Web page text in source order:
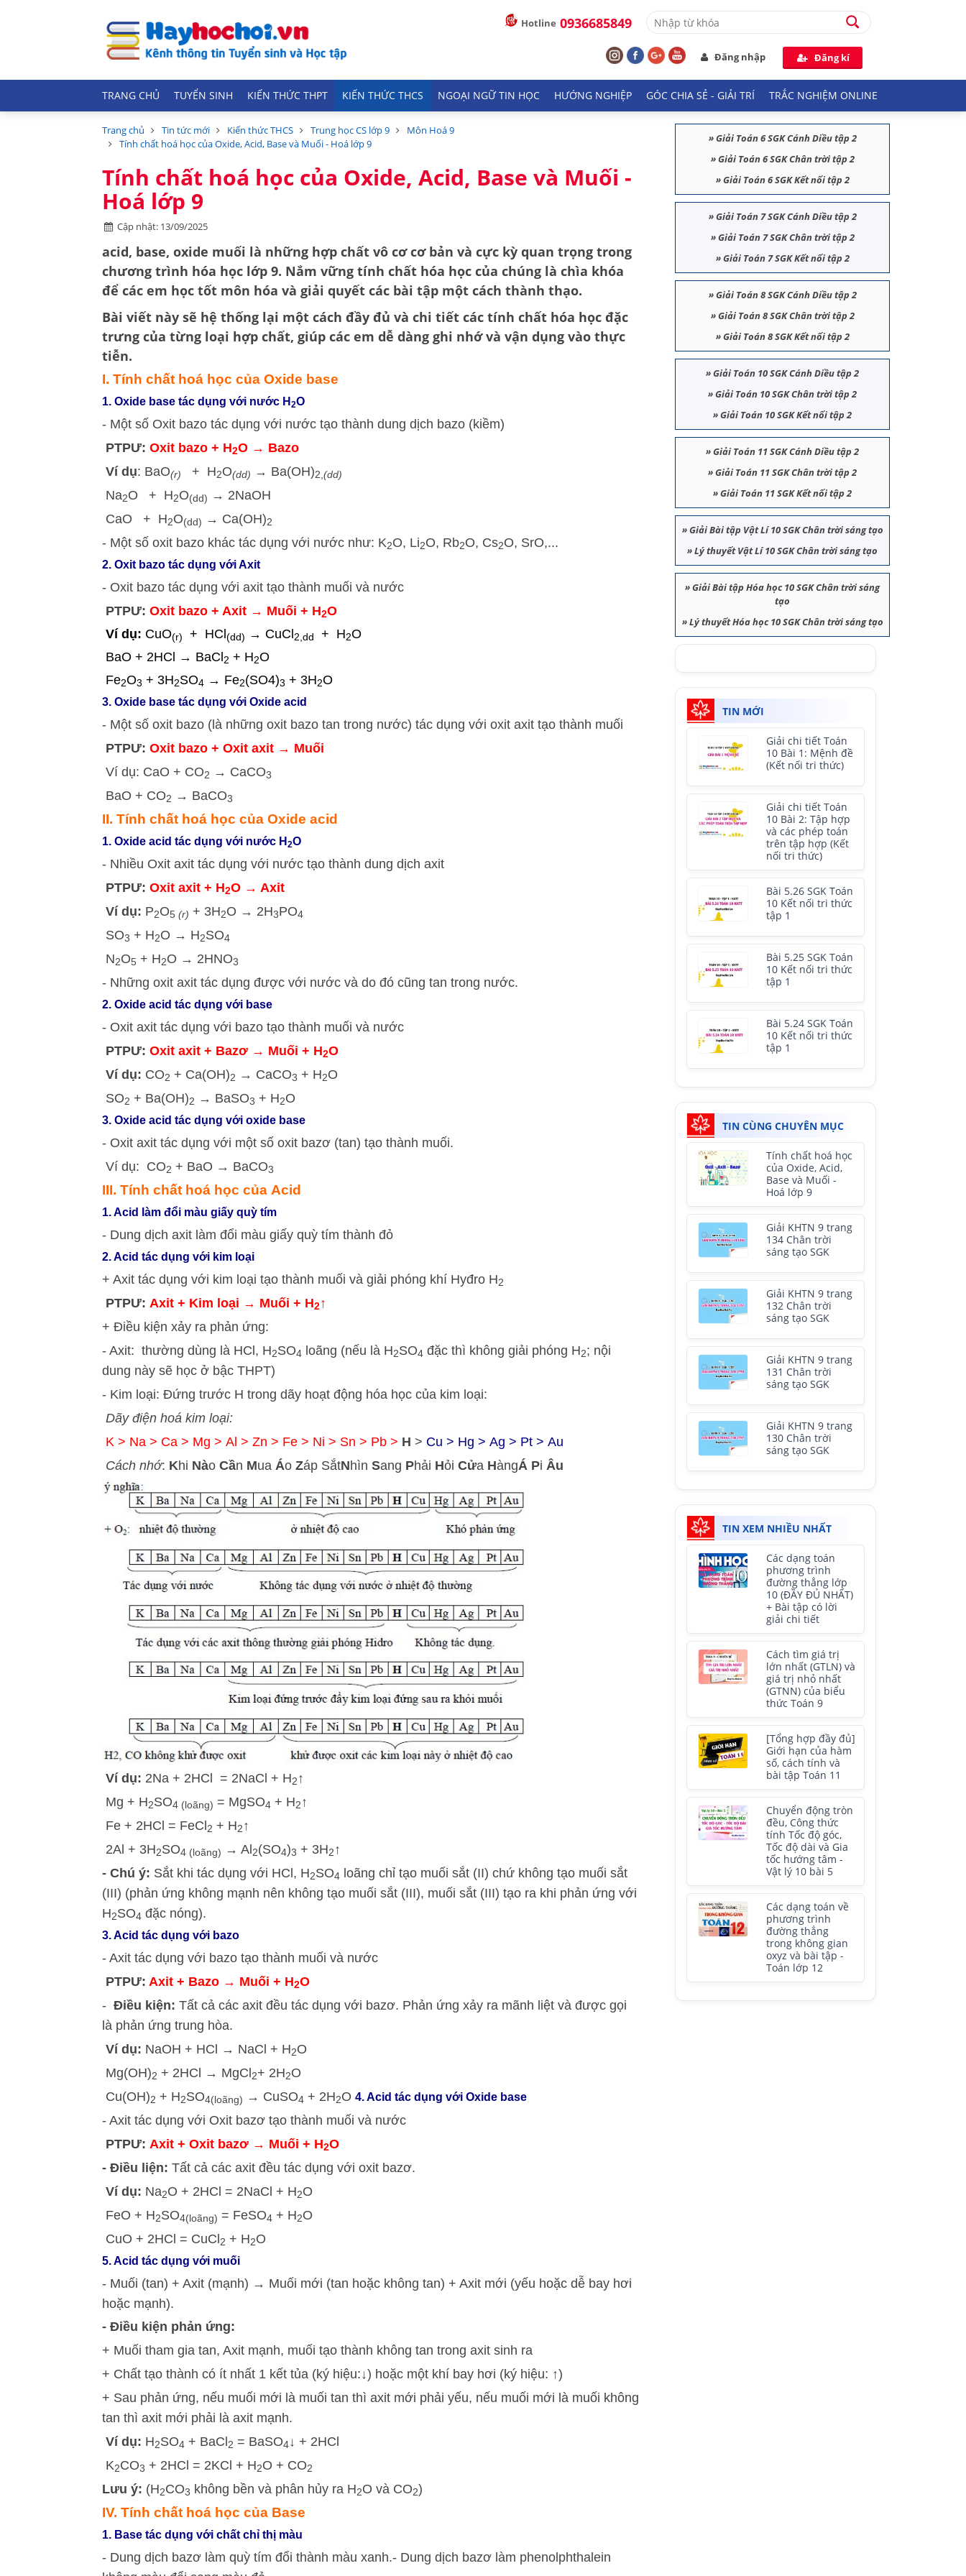
Hotline 0936685849
Đăng nhập Đăng kí
TRANG CHỦ TUYỂN SINH KIẾN THỨC THPT KIẾN THỨC THCS NGOẠI NGỮ TIN HỌC HƯỚNG NGHIỆP GÓC CHIA SẺ - GIẢI TRÍ TRẮC NGHIỆM ONLINE
Trang chủ Tin tức mới Kiến thức THCS Trung học CS lớp 9
Môn Hoá 9
Tính chất hoá học của Oxide, Acid, Base và Muối - Hoá lớp 9
Tính chất hoá học của Oxide, Acid, Base và Muối -
Hoá lớp 9
Cập nhật: 13/09/2025
acid, base, oxide muối là những hợp chất vô cơ cơ bản và cực kỳ quan trọng trong
chương trình hóa học lớp 9. Nắm vững tính chất hóa học của chúng là chìa khóa
để các em học tốt môn hóa và giải quyết các bài tập một cách thành thạo.
Bài viết này sẽ hệ thống lại một cách đầy đủ và chi tiết các tính chất hóa học đặc
trưng của từng loại hợp chất, giúp các em dễ dàng ghi nhớ và vận dụng vào thực
tiễn.
I. Tính chất hoá học của Oxide base
1. Oxide base tác dụng với nước H 2O
- Một số Oxit bazo tác dụng với nước tạo thành dung dịch bazo (kiềm)
PTPƯ: Oxit bazo + H2O → Bazo
Ví dụ: BaO(r) + H2O(dd) → Ba(OH)2,(dd)
Na2O + H2O(dd) → 2NaOH
CaO + H2O(dd) → Ca(OH)2
- Một số oxit bazo khác tác dụng với nước như: K2O, Li2O, Rb2O, Cs2O, SrO,...
2. Oxit bazo tác dụng với Axit
- Oxit bazo tác dụng với axit tạo thành muối và nước
PTPƯ: Oxit bazo + Axit → Muối + H2O
Ví dụ: CuO(r) + HCl (dd) → CuCl 2,dd + H2O
BaO + 2HCl → BaCl 2 + H2O
Fe2O3 + 3H2SO4 → Fe2(SO4)3 + 3H2O
3. Oxide base tác dụng với Oxide acid
- Một số oxit bazo (là những oxit bazo tan trong nước) tác dụng với oxit axit tạo thành muối
PTPƯ: Oxit bazo + Oxit axit → Muối
Ví dụ: CaO + CO2 → CaCO3
BaO + CO2 → BaCO3
II. Tính chất hoá học của Oxide acid
1. Oxide acid tác dụng với nước H 2O
- Nhiều Oxit axit tác dụng với nước tạo thành dung dịch axit
PTPƯ: Oxit axit + H2O → Axit
Ví dụ: P2O5 (r) + 3H2O → 2H3PO4
SO3 + H2O → H2SO4
N2O5 + H2O → 2HNO3
- Những oxit axit tác dụng được với nước và do đó cũng tan trong nước.
2. Oxide acid tác dụng với base
- Oxit axit tác dụng với bazo tạo thành muối và nước
PTPƯ: Oxit axit + Bazơ → Muối + H2O
Ví dụ: CO2 + Ca(OH)2 → CaCO3 + H2O
SO2 + Ba(OH)2 → BaSO3 + H2O
3. Oxide acid tác dụng với oxide base
- Oxit axit tác dụng với một số oxit bazơ (tan) tạo thành muối.
Ví dụ: CO2 + BaO → BaCO3
III. Tính chất hoá học của Acid
1. Acid làm đổi màu giấy quỳ tím
- Dung dịch axit làm đổi màu giấy quỳ tím thành đỏ
2. Acid tác dụng với kim loại
+ Axit tác dụng với kim loại tạo thành muối và giải phóng khí Hyđro H2
PTPƯ: Axit + Kim loại → Muối + H2↑
+ Điều kiện xảy ra phản ứng:
- Axit: thường dùng là HCl, H2SO4 loãng (nếu là H2SO4 đặc thì không giải phóng H2; nội
dung này sẽ học ở bậc THPT)
- Kim loại: Đứng trước H trong dãy hoạt động hóa học của kim loại:
Dãy điện hoá kim loại:
K > Na > Ca > Mg > Al > Zn > Fe > Ni > Sn > Pb > H > Cu > Hg > Ag > Pt > Au
Cách nhớ: Khi Nào Cần Mua Áo Záp SắtNhìn Sang Phải Hỏi Cửa HàngÁ Pi Âu
Ví dụ: 2Na + 2HCl = 2NaCl + H2 ↑
Mg + H2SO4 (loãng) = MgSO4 + H2 ↑
Fe + 2HCl = FeCl2 + H2 ↑
2Al + 3H2SO4 (loãng) → Al2(SO4)3 + 3H2 ↑
- Chú ý: Sắt khi tác dụng với HCl, H2SO4 loãng chỉ tạo muối sắt (II) chứ không tạo muối sắt
(III) (phản ứng không mạnh nên không tạo muối sắt (III), muối sắt (III) tạo ra khi phản ứng với
H2SO4 đặc nóng).
3. Acid tác dụng với bazo
- Axit tác dụng với bazo tạo thành muối và nước
PTPƯ: Axit + Bazo → Muối + H2O
- Điều kiện: Tất cả các axit đều tác dụng với bazơ. Phản ứng xảy ra mãnh liệt và được gọi
là phản ứng trung hòa.
Ví dụ: NaOH + HCl → NaCl + H2O
Mg(OH)2 + 2HCl → MgCl2+ 2H2O
Cu(OH)2 + H2SO4(loãng) → CuSO4 + 2H2O 4. Acid tác dụng với Oxide base
- Axit tác dụng với Oxit bazơ tạo thành muối và nước
PTPƯ: Axit + Oxit bazơ → Muối + H2O
- Điều liện: Tất cả các axit đều tác dụng với oxit bazơ.
Ví dụ: Na2O + 2HCl = 2NaCl + H2O
FeO + H2SO4(loãng) = FeSO4 + H2O
CuO + 2HCl = CuCl2 + H2O
5. Acid tác dụng với muối
- Muối (tan) + Axit (mạnh) → Muối mới (tan hoặc không tan) + Axit mới (yếu hoặc dễ bay hơi
hoặc mạnh).
- Điều kiện phản ứng:
+ Muối tham gia tan, Axit mạnh, muối tạo thành không tan trong axit sinh ra
+ Chất tạo thành có ít nhất 1 kết tủa (ký hiệu:↓) hoặc một khí bay hơi (ký hiệu: ↑)
+ Sau phản ứng, nếu muối mới là muối tan thì axit mới phải yếu, nếu muối mới là muối không
tan thì axit mới phải là axit mạnh.
Ví dụ: H2SO4 + BaCl2 = BaSO4↓ + 2HCl
K2CO3 + 2HCl = 2KCl + H2O + CO2
Lưu ý: (H2CO3 không bền và phân hủy ra H2O và CO2)
IV. Tính chất hoá học của Base
1. Base tác dụng với chất chỉ thị màu
- Dung dịch bazơ làm quỳ tím đổi thành màu xanh.- Dung dịch bazơ làm phenolphthalein
»Giải Toán 6 SGK Cánh Diều tập 2
»Giải Toán 6 SGK Chân trời tập 2
»Giải Toán 6 SGK Kết nối tập 2
»Giải Toán 7 SGK Cánh Diều tập 2
»Giải Toán 7 SGK Chân trời tập 2
»Giải Toán 7 SGK Kết nối tập 2
»Giải Toán 8 SGK Cánh Diều tập 2
»Giải Toán 8 SGK Chân trời tập 2
»Giải Toán 8 SGK Kết nối tập 2
»Giải Toán 10 SGK Cánh Diều tập 2
»Giải Toán 10 SGK Chân trời tập 2
»Giải Toán 10 SGK Kết nối tập 2
»Giải Toán 11 SGK Cánh Diều tập 2
»Giải Toán 11 SGK Chân trời tập 2
»Giải Toán 11 SGK Kết nối tập 2
»Giải Bài tập Vật Lí 10 SGK Chân trời sáng tạo
»Lý thuyết Vật Lí 10 SGK Chân trời sáng tạo
»Giải Bài tập Hóa học 10 SGK Chân trời sáng
tạo
»Lý thuyết Hóa học 10 SGK Chân trời sáng tạo
TIN MỚI
Giải chi tiết Toán
10 Bài 1: Mệnh đề
(Kết nối tri thức)
Giải chi tiết Toán
10 Bài 2: Tập hợp
và các phép toán
trên tập hợp (Kết
nối tri thức)
Bài 5.26 SGK Toán
10 Kết nối tri thức
tập 1
Bài 5.25 SGK Toán
10 Kết nối tri thức
tập 1
Bài 5.24 SGK Toán
10 Kết nối tri thức
tập 1
TIN CÙNG CHUYÊN MỤC
Tính chất hoá học
của Oxide, Acid,
Base và Muối -
Hoá lớp 9
Giải KHTN 9 trang
134 Chân trời
sáng tạo SGK
Giải KHTN 9 trang
132 Chân trời
sáng tạo SGK
Giải KHTN 9 trang
131 Chân trời
sáng tạo SGK
Giải KHTN 9 trang
130 Chân trời
sáng tạo SGK
TIN XEM NHIỀU NHẤT
Các dạng toán
phương trình
đường thẳng lớp
10 (ĐẦY ĐỦ NHẤT)
+ Bài tập có lời
giải chi tiết
Cách tìm giá trị
lớn nhất (GTLN) và
giá trị nhỏ nhất
(GTNN) của biểu
thức Toán 9
[Tổng hợp đầy đủ]
Giới hạn của hàm
số, cách tính và
bài tập Toán 11
Chuyển động tròn
đều, Công thức
tính Tốc độ góc,
Tốc độ dài và Gia
tốc hướng tâm -
Vật lý 10 bài 5
Các dạng toán về
phương trình
đường thẳng
trong không gian
oxyz và bài tập -
Toán lớp 12